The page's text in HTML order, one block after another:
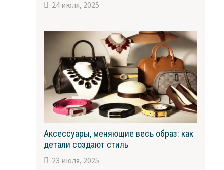
24 июля, 2025
Аксессуары, меняющие весь образ: как
детали создают стиль
23 июля, 2025